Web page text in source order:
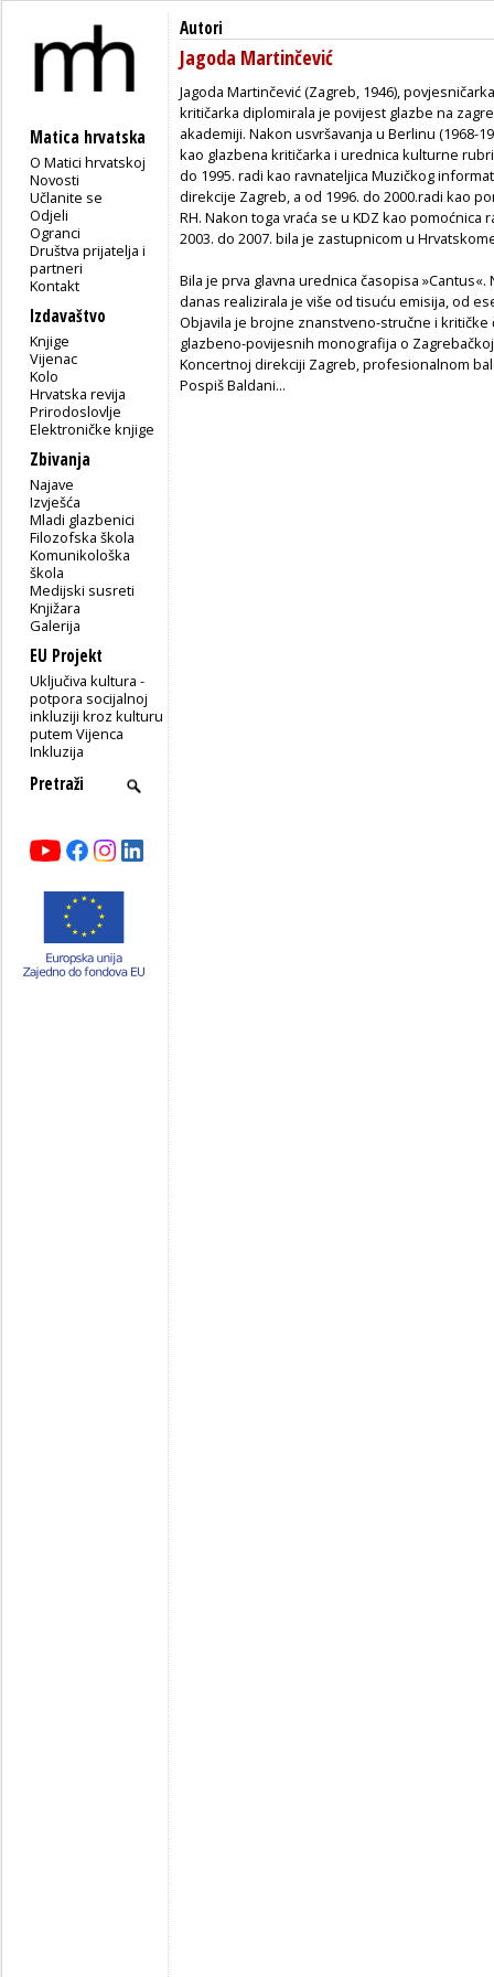
Matica hrvatska
O Matici hrvatskoj
Novosti
Učlanite se
Odjeli
Ogranci
Društva prijatelja i
partneri
Kontakt
Izdavaštvo
Knjige
Vijenac
Kolo
Hrvatska revija
Prirodoslovlje
Elektroničke knjige
Zbivanja
Najave
Izvješća
Mladi glazbenici
Filozofska škola
Komunikološka
škola
Medijski susreti
Knjižara
Galerija
EU Projekt
Uključiva kultura -
potpora socijalnoj
inkluziji kroz kulturu
putem Vijenca
Inkluzija
Autori
Jagoda Martinčević
Jagoda Martinčević (Zagreb, 1946),
kritičarka diplomirala je povijest glazbe na
akademiji. Nakon usvršavanja u Berlinu (1968-
kao glazbena kritičarka i urednica kulturne
do 1995. radi kao ravnateljica Muzičkog
direkcije Zagreb, a od 1996. do 2000.radi kao
RH. Nakon toga vraća se u KDZ kao pomoćnica
2003. do 2007. bila je zastupnicom u
Bila je prva glavna urednica časopisa
danas realizirala je više od tisuću emisija, od
Objavila je brojne znanstveno-stručne i
glazbeno-povijesnih monografija o
Koncertnoj direkciji Zagreb, profesionalnom
Pospiš Baldani...